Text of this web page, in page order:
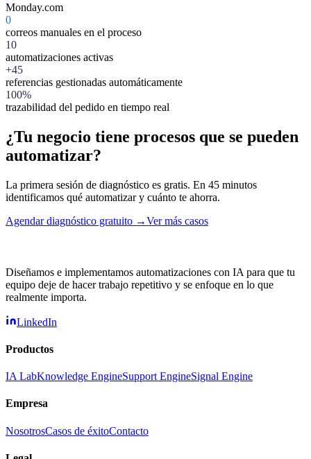
Monday.com
0
correos manuales en el proceso
10
automatizaciones activas
+45
referencias gestionadas automáticamente
100%
trazabilidad del pedido en tiempo real
¿Tu negocio tiene procesos que se pueden
automatizar?
La primera sesión de diagnóstico es gratis. En 45 minutos
identificamos qué automatizar y cuánto te ahorra.
Agendar diagnóstico gratuito →Ver más casos
Diseñamos e implementamos automatizaciones con IA para que tu
equipo deje de hacer trabajo repetitivo y se enfoque en lo que
realmente importa.
LinkedIn
Productos
IA LabKnowledge EngineSupport EngineSignal Engine
Empresa
NosotrosCasos de éxitoContacto